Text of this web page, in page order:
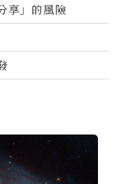
享」的風險